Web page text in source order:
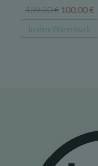
139,00€
Preis
war:
100,00€
In den Warenkorb